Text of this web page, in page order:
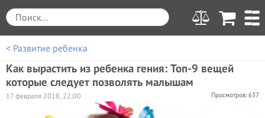
< Развитие ребенка
Как вырастить из ребенка гения: Топ-9 вещей
которые следует позволять малышам
Просмотров: 637
17 февраля 2018, 22:00